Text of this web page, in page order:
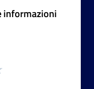
informazioni